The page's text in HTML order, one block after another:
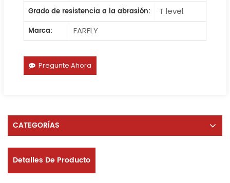
Grado de resistencia a la abrasión:
T level
Marca:
FARFLY
Pregunte Ahora
CATEGORÍAS
Detalles De Producto